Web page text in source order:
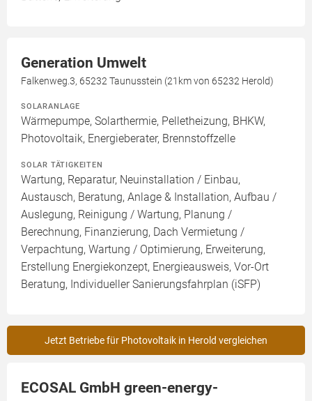
Generation Umwelt
Falkenweg.3, 65232 Taunusstein (21km von 65232 Herold)
SOLARANLAGE
Wärmepumpe, Solarthermie, Pelletheizung, BHKW,
Photovoltaik, Energieberater, Brennstoffzelle
SOLAR TÄTIGKEITEN
Wartung, Reparatur, Neuinstallation / Einbau,
Austausch, Beratung, Anlage & Installation, Aufbau /
Auslegung, Reinigung / Wartung, Planung /
Berechnung, Finanzierung, Dach Vermietung /
Verpachtung, Wartung / Optimierung, Erweiterung,
Erstellung Energiekonzept, Energieausweis, Vor-Ort
Beratung, Individueller Sanierungsfahrplan (iSFP)
Jetzt Betriebe für Photovoltaik in Herold vergleichen
ECOSAL GmbH green-energy-